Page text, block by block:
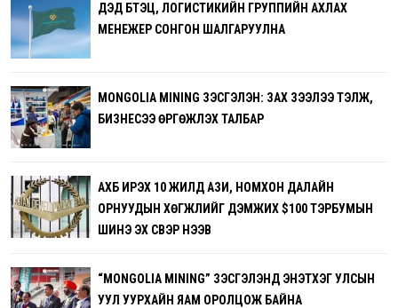
ДЭД БҮТЭЦ, ЛОГИСТИКИЙН ГРУППИЙН АХЛАХ
МЕНЕЖЕР СОНГОН ШАЛГАРУУЛНА
MONGOLIA MINING ҮЗЭСГЭЛЭН: ЗАХ ЗЭЭЛЭЭ ТЭЛЖ,
БИЗНЕСЭЭ ӨРГӨЖҮҮЛЭХ ТАЛБАР
АХБ ИРЭХ 10 ЖИЛД АЗИ, НОМХОН ДАЛАЙН
ОРНУУДЫН ХӨГЖЛИЙГ ДЭМЖИХ $100 ТЭРБУМЫН
ШИНЭ ЭХ ҮҮСВЭР НЭЭВ
“MONGOLIA MINING” ҮЗЭСГЭЛЭНД ЭНЭТХЭГ УЛСЫН
УУЛ УУРХАЙН ЯАМ ОРОЛЦОЖ БАЙНА